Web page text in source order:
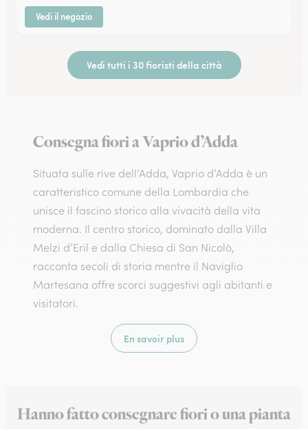
Vedi il negozio
Vedi tutti i 30 fioristi della città
Consegna fiori a Vaprio d’Adda
Situata sulle rive dell’Adda, Vaprio d’Adda è un
caratteristico comune della Lombardia che
unisce il fascino storico alla vivacità della vita
moderna. Il centro storico, dominato dalla Villa
Melzi d’Eril e dalla Chiesa di San Nicolò,
racconta secoli di storia mentre il Naviglio
Martesana offre scorci suggestivi agli abitanti e
visitatori.
En savoir plus
Hanno fatto consegnare fiori o una pianta